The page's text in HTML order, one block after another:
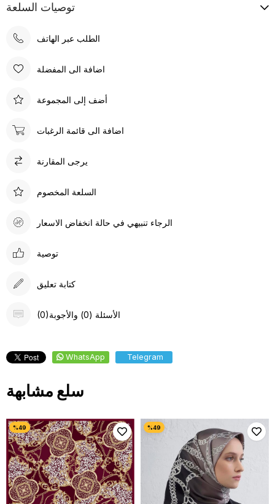
توصيات السلعة
الطلب عبر الهاتف
اضافة الى المفضلة
أضف إلى المجموعة
اضافة الى قائمة الرغبات
يرجى المقارنة
السلعة المخصوم
الرجاء تنبيهي في حالة انخفاض الاسعار
توصية
كتابة تعليق
(0)الأسئلة (0) والأجوبة
WhatsApp Telegram
سلع مشابهة